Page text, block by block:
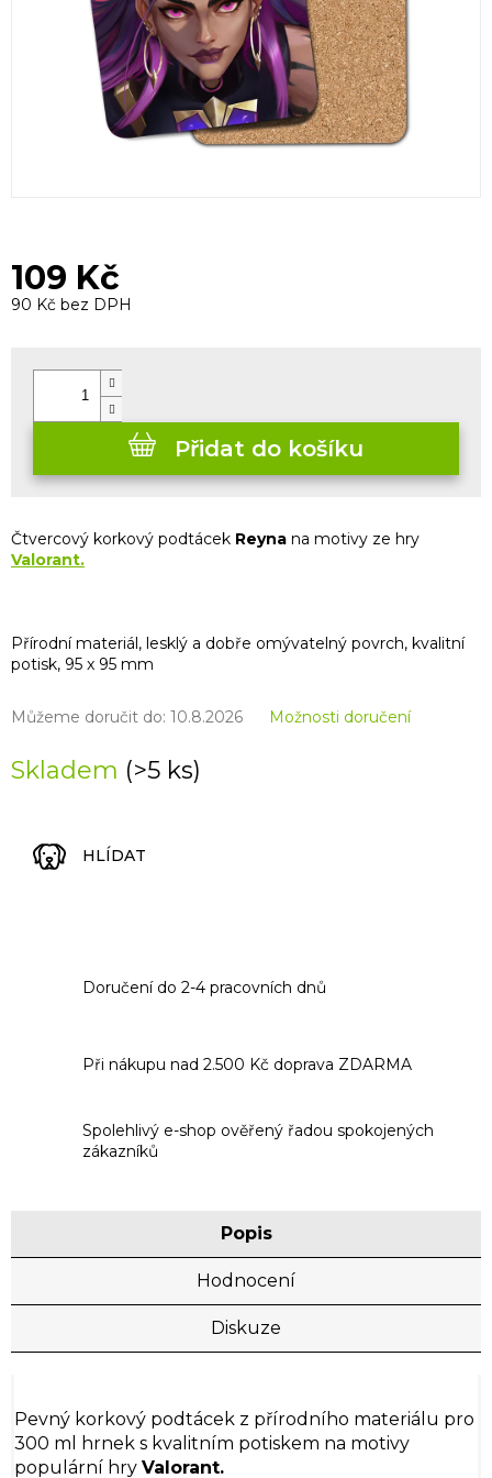
109 Kč
90 Kč bez DPH
Skladem (>5 ks)
Můžeme doručit do: 10.8.2026 Možnosti doručení
Přidat do košíku
Čtvercový korkový podtácek Reyna na motivy ze hry
Valorant.
Přírodní materiál, lesklý a dobře omývatelný povrch, kvalitní
potisk, 95 x 95 mm
HLÍDAT
Doručení do 2-4 pracovních dnů
Při nákupu nad 2.500 Kč doprava ZDARMA
Spolehlivý e-shop ověřený řadou spokojených
zákazníků
Popis
Hodnocení
Diskuze
Pevný korkový podtácek z přírodního materiálu pro
300 ml hrnek s kvalitním potiskem na motivy
populární hry Valorant.